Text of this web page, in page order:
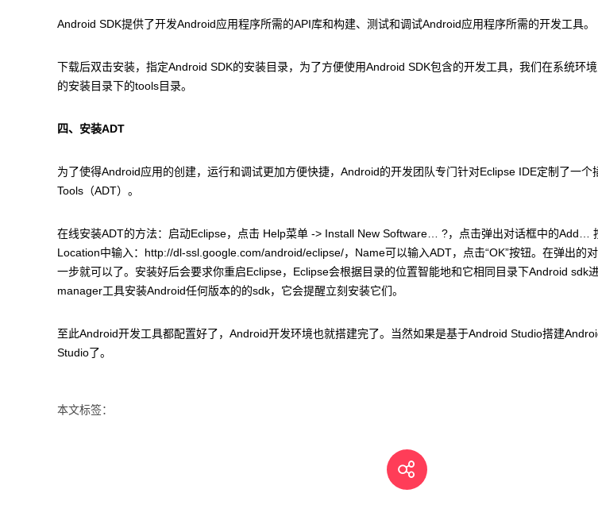
Android SDK提供了开发Android应用程序所需的API库和构建、测试和调试Android应用程序所需的开发工具。
下载后双击安装，指定Android SDK的安装目录，为了方便使用Android SDK包含的开发工具，我们在系统环
的安装目录下的tools目录。
四、安装ADT
为了使得Android应用的创建，运行和调试更加方便快捷，Android的开发团队专门针对Eclipse IDE定制了一
Tools（ADT）。
在线安装ADT的方法：启动Eclipse，点击 Help菜单 -> Install New Software… ?，点击弹出对话框中的Add…
Location中输入：http://dl-ssl.google.com/android/eclipse/，Name可以输入ADT，点击“OK”按钮。在弹出的
一步就可以了。安装好后会要求你重启Eclipse，Eclipse会根据目录的位置智能地和它相同目录下Android sdk
manager工具安装Android任何版本的的sdk，它会提醒立刻安装它们。
至此Android开发工具都配置好了，Android开发环境也就搭建完了。当然如果是基于Android Studio搭建
Studio了。
本文标签：